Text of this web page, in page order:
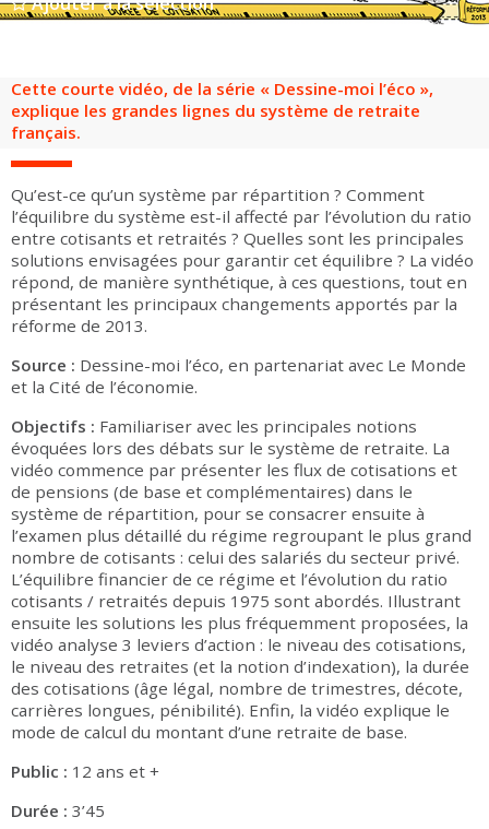
Cette courte vidéo, de la série « Dessine-​​​​​​moi l’éco »,
explique les grandes lignes du système de retraite
français.
Qu’est-ce qu’un système par répartition ? Comment
l’équilibre du système est-il affecté par l’évolution du ratio
entre cotisants et retraités ? Quelles sont les principales
solutions envisagées pour garantir cet équilibre ? La vidéo
répond, de manière syn­thé­tique, à ces ques­tions, tout en
présentant les principaux changements apportés par la
réforme de 2013.
Source : Dessine-​​​​moi l’éco, en par­te­nariat avec Le Monde
et la Cité de l’économie.
Objectifs : Fami­lia­riser avec les principales notions
évoquées lors des débats sur le système de retraite. La
vidéo com­mence par présenter les flux de cotisations et
de pensions (de base et complémentaires) dans le
système de répartition, pour se consacrer ensuite à
l’examen plus détaillé du régime regroupant le plus grand
nombre de cotisants : celui des salariés du secteur privé.
L’équilibre financier de ce régime et l’évolution du ratio
cotisants / retraités depuis 1975 sont abordés. Illustrant
ensuite les solutions les plus fréquemment proposées, la
vidéo analyse 3 leviers d’action : le niveau des cotisations,
le niveau des retraites (et la notion d’indexation), la durée
des cotisations (âge légal, nombre de trimestres, décote,
carrières longues, pénibilité). Enfin, la vidéo explique le
mode de calcul du montant d’une retraite de base.
Public : 12 ans et +
Durée : 3’45